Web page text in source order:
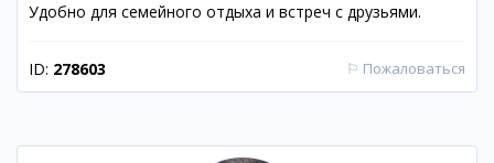
Удобно для семейного отдыха и встреч с друзьями.
ID: 278603 ⚐ Пожаловаться